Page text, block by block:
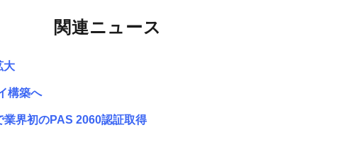
関連ニュース
大
構築へ
業界初のPAS 2060認証取得